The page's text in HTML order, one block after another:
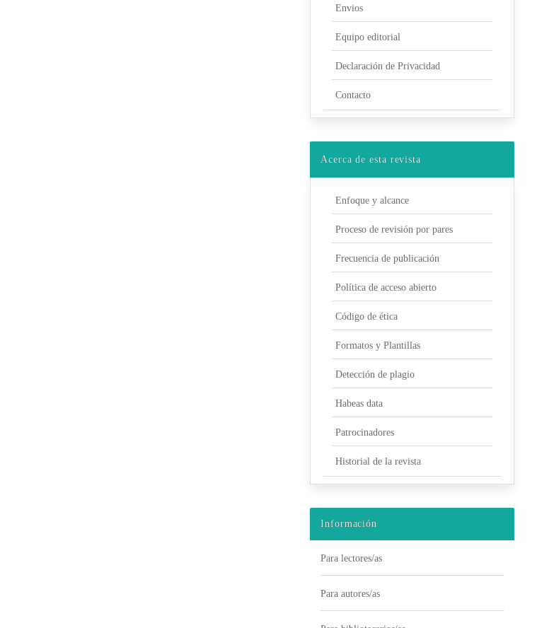
Envios
Equipo editorial
Declaración de Privacidad
Contacto
Acerca de esta revista
Enfoque y alcance
Proceso de revisión por pares
Frecuencia de publicación
Política de acceso abierto
Código de ética
Formatos y Plantillas
Detección de plagio
Habeas data
Patrocinadores
Historial de la revista
Información
Para lectores/as
Para autores/as